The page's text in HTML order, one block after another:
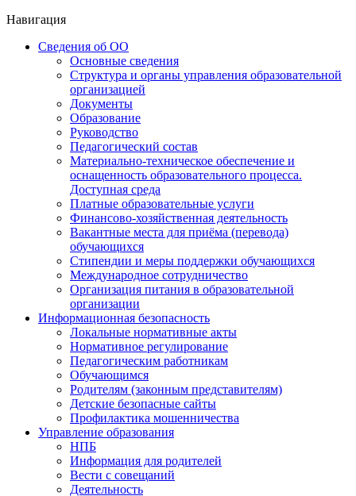
Навигация
Сведения об ОО
Основные сведения
Структура и органы управления образовательной
организацией
Документы
Образование
Руководство
Педагогический состав
Материально-техническое обеспечение и
оснащенность образовательного процесса.
Доступная среда
Платные образовательные услуги
Финансово-хозяйственная деятельность
Вакантные места для приёма (перевода)
обучающихся
Стипендии и меры поддержки обучающихся
Международное сотрудничество
Организация питания в образовательной
организации
Информационная безопасность
Локальные нормативные акты
Нормативное регулирование
Педагогическим работникам
Обучающимся
Родителям (законным представителям)
Детские безопасные сайты
Профилактика мошенничества
Управление образования
НПБ
Информация для родителей
Вести с совещаний
Деятельность